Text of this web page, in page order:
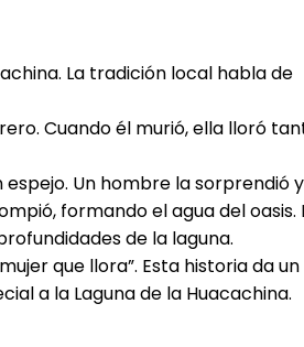
La tradición local habla de
Cuando él murió, ella lloró
Un hombre la sorprendió y
formando el agua del oasis.
de la laguna.
que llora”. Esta historia da un
a la Laguna de la Huacachina.